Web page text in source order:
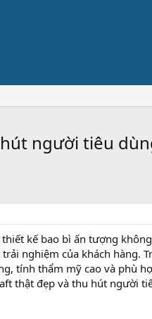
người tiêu
kế bao bì ấn tượng
nghiệm của khách hàng.
tính thẩm mỹ cao và phù
thật đẹp và thu hút người